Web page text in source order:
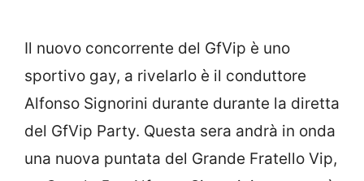
Il nuovo concorrente del GfVip è uno
sportivo gay, a rivelarlo è il conduttore
Alfonso Signorini durante durante la diretta
del GfVip Party. Questa sera andrà in onda
una nuova puntata del Grande Fratello Vip,